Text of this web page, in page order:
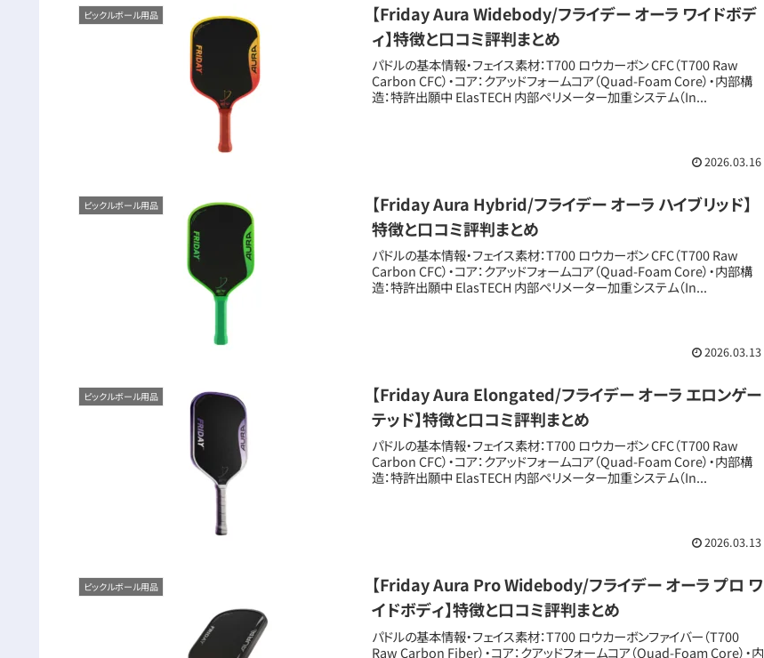
ピックルボール用品
【Friday Aura Widebody/フライデー オーラ ワイドボデ
ィ】特徴と口コミ評判まとめ
パドルの基本情報・フェイス素材：T700 ロウカーボン CFC（T700 Raw
Carbon CFC）・コア：クアッドフォームコア（Quad-Foam Core）・内部構
造：特許出願中 ElasTECH 内部ペリメーター加重システム（In...
2026.03.16
ピックルボール用品
【Friday Aura Hybrid/フライデー オーラ ハイブリッド】
特徴と口コミ評判まとめ
パドルの基本情報・フェイス素材：T700 ロウカーボン CFC（T700 Raw
Carbon CFC）・コア：クアッドフォームコア（Quad-Foam Core）・内部構
造：特許出願中 ElasTECH 内部ペリメーター加重システム（In...
2026.03.13
ピックルボール用品
【Friday Aura Elongated/フライデー オーラ エロンゲー
テッド】特徴と口コミ評判まとめ
パドルの基本情報・フェイス素材：T700 ロウカーボン CFC（T700 Raw
Carbon CFC）・コア：クアッドフォームコア（Quad-Foam Core）・内部構
造：特許出願中 ElasTECH 内部ペリメーター加重システム（In...
2026.03.13
ピックルボール用品
【Friday Aura Pro Widebody/フライデー オーラ プロ ワ
イドボディ】特徴と口コミ評判まとめ
パドルの基本情報・フェイス素材：T700 ロウカーボンファイバー（T700
Raw Carbon Fiber）・コア：クアッドフォームコア（Quad-Foam Core）・内